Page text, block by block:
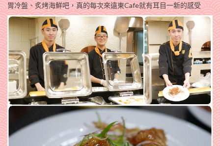
胃冷盤、炙烤海鮮吧，真的每次來遠東Cafe就有耳目一新的感受